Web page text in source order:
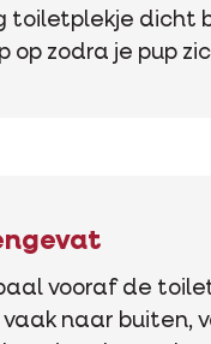
toiletplekje dicht
op zodra je pup
vooraf de
vaak naar buiten,